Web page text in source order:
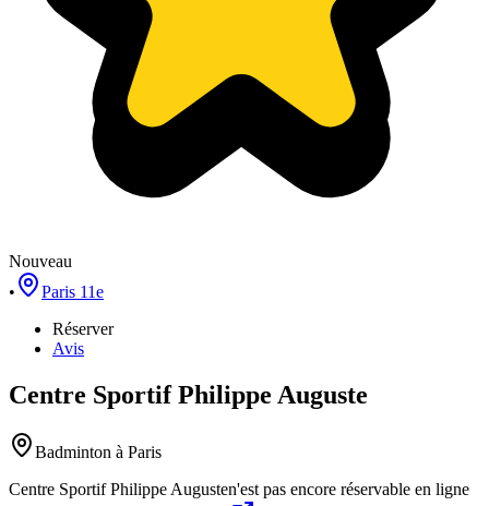
Nouveau
•
Paris 11e
Réserver
Avis
Centre Sportif Philippe Auguste
Badminton à Paris
Centre Sportif Philippe Augusten'est pas encore réservable en ligne